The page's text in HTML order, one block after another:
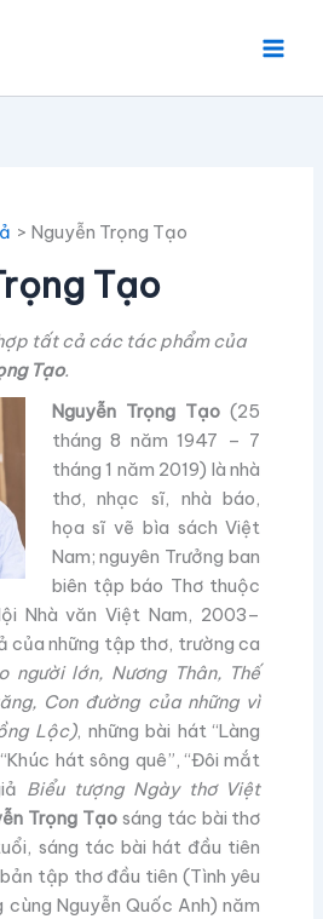
Nguyễn Trọng Tạo
Tạo
tất cả các tác phẩm của
Tạo.
Nguyễn Trọng Tạo (25
tháng 8 năm 1947 – 7
tháng 1 năm 2019) là nhà
thơ, nhạc sĩ, nhà báo,
họa sĩ vẽ bìa sách Việt
Nam; nguyên Trưởng ban
biên tập báo Thơ thuộc
Nhà văn Việt Nam, 2003–
của những tập thơ, trường ca
người lớn, Nương Thân, Thế
Con đường của những vì
Lộc), những bài hát “Làng
hát sông quê”, “Đôi mắt
Biểu tượng Ngày thơ Việt
Trọng Tạosáng tác bài thơ
sáng tác bài hát đầu tiên
tập thơ đầu tiên (Tình yêu
cùng Nguyễn Quốc Anh) năm